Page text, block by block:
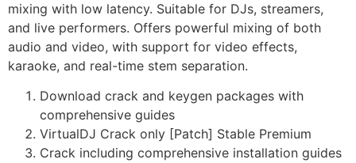
mixing with low latency. Suitable for DJs, streamers,
and live performers. Offers powerful mixing of both
audio and video, with support for video effects,
karaoke, and real-time stem separation.
Download crack and keygen packages with
comprehensive guides
VirtualDJ Crack only [Patch] Stable Premium
Crack including comprehensive installation guides